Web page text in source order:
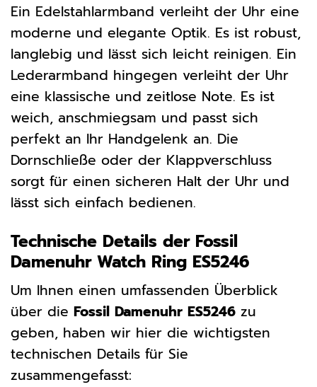
Ein Edelstahlarmband verleiht der Uhr eine
moderne und elegante Optik. Es ist robust,
langlebig und lässt sich leicht reinigen. Ein
Lederarmband hingegen verleiht der Uhr
eine klassische und zeitlose Note. Es ist
weich, anschmiegsam und passt sich
perfekt an Ihr Handgelenk an. Die
Dornschließe oder der Klappverschluss
sorgt für einen sicheren Halt der Uhr und
lässt sich einfach bedienen.
Technische Details der Fossil
Damenuhr Watch Ring ES5246
Um Ihnen einen umfassenden Überblick
über die Fossil Damenuhr ES5246 zu
geben, haben wir hier die wichtigsten
technischen Details für Sie
zusammengefasst: